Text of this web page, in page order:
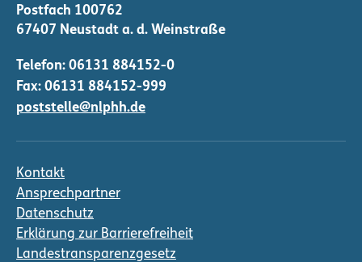
Telefon: 06131 884152-0
Fax: 06131 884152-999
poststelle@nlphh.de
Kontakt
Ansprechpartner
Datenschutz
Erklärung zur Barrierefreiheit
Landestransparenzgesetz